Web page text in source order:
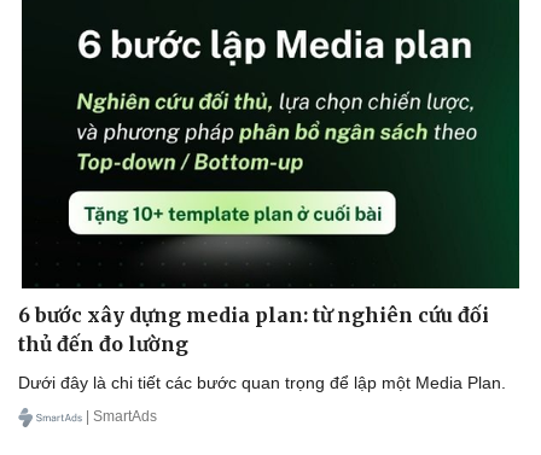
Sức khỏe
Dinh dưỡng - món ngon
Cây thuốc
Sản phụ khoa
Nhi khoa
Nam khoa
Làm đẹp - giảm cân
Phòng mạch online
Ăn sạch sống khỏe
Đời sống
Nhà đẹp
Blog
Tình yêu - Gia đình
6 bước xây dựng media plan: từ nghiên cứu đối
thủ đến đo lường
Dưới đây là chi tiết các bước quan trọng để lập một Media Plan.
| SmartAds